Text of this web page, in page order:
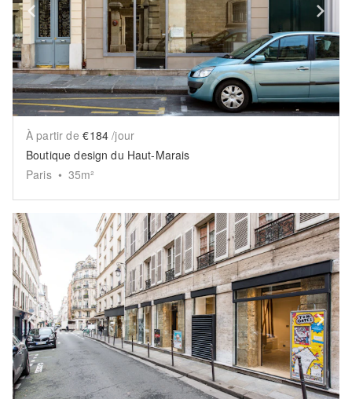
Show previous slide
À partir de €184 /jour
Boutique design du Haut-Marais
Paris • 35m²
Show previous slide